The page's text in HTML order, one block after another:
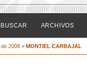
BUSCAR ARCHIVOS
2008 > MONTIEL CARBAJAL